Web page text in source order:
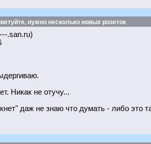
нужно несколько новых розеток
.san.ru)
Никак не отучу...
даж не знаю что думать - либо это